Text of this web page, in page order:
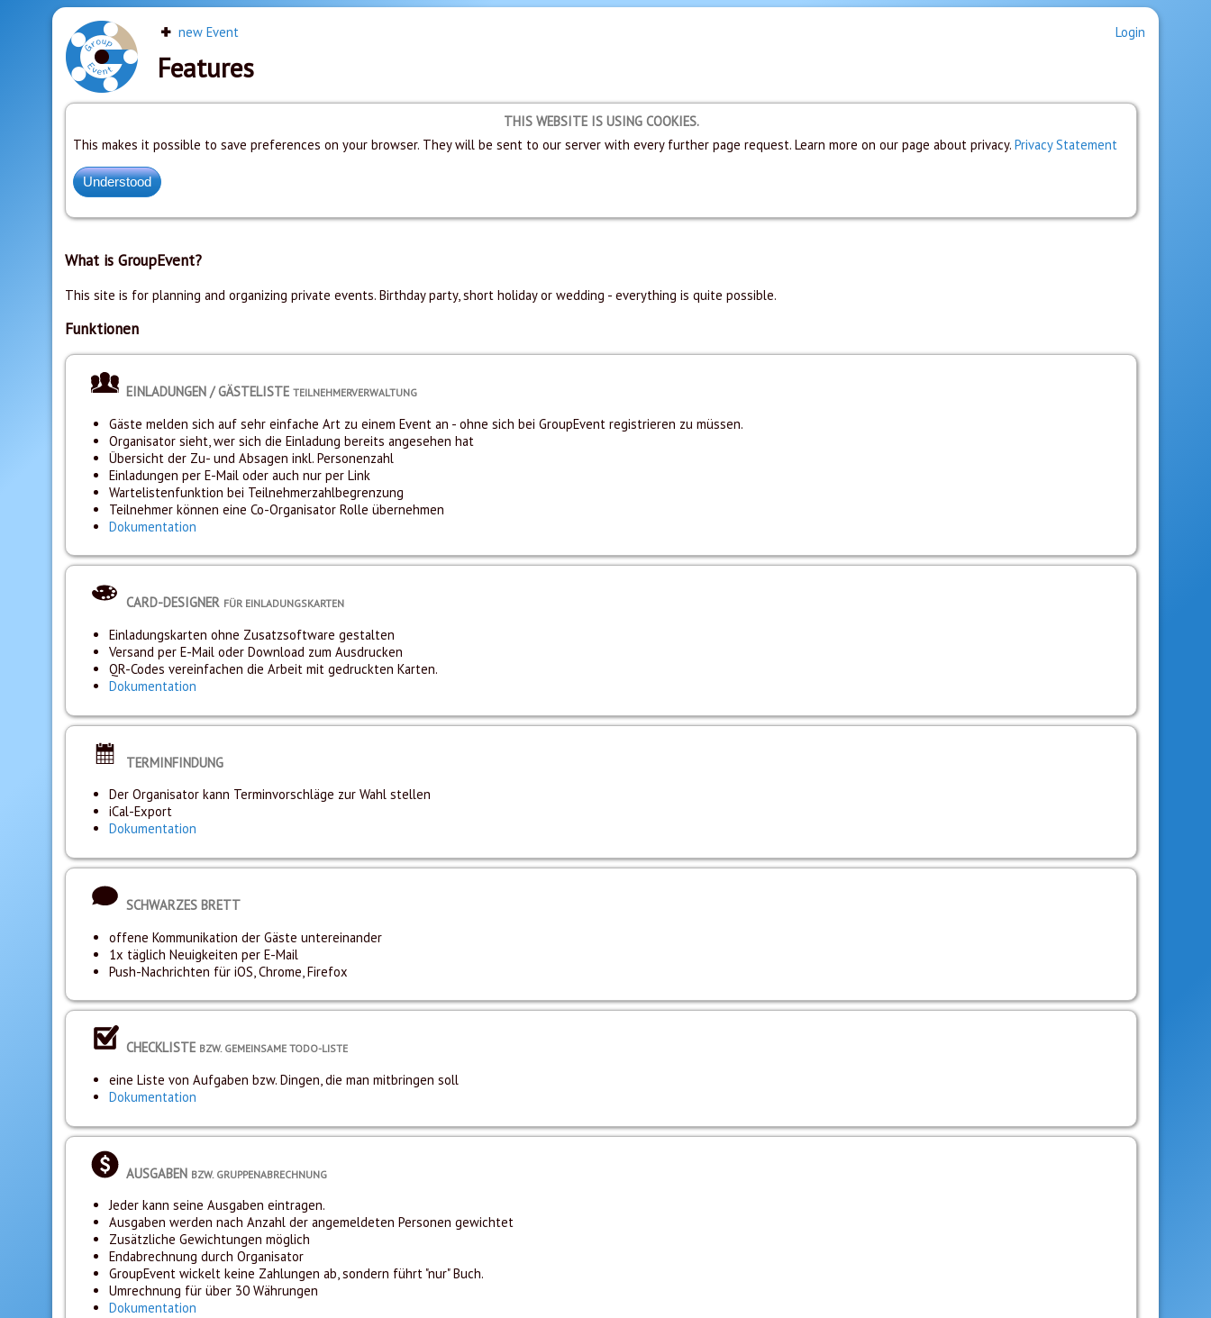
new Event Login
Features
THIS WEBSITE IS USING COOKIES.
This makes it possible to save preferences on your browser. They will be sent to our server with every further page request. Learn more on our page about privacy. Privacy Statement
What is GroupEvent?
This site is for planning and organizing private events. Birthday party, short holiday or wedding - everything is quite possible.
Funktionen
EINLADUNGEN / GÄSTELISTE TEILNEHMERVERWALTUNG
Gäste melden sich auf sehr einfache Art zu einem Event an - ohne sich bei GroupEvent registrieren zu müssen.
Organisator sieht, wer sich die Einladung bereits angesehen hat
Übersicht der Zu- und Absagen inkl. Personenzahl
Einladungen per E-Mail oder auch nur per Link
Wartelistenfunktion bei Teilnehmerzahlbegrenzung
Teilnehmer können eine Co-Organisator Rolle übernehmen
Dokumentation
CARD-DESIGNER FÜR EINLADUNGSKARTEN
Einladungskarten ohne Zusatzsoftware gestalten
Versand per E-Mail oder Download zum Ausdrucken
QR-Codes vereinfachen die Arbeit mit gedruckten Karten.
Dokumentation
TERMINFINDUNG
Der Organisator kann Terminvorschläge zur Wahl stellen
iCal-Export
Dokumentation
SCHWARZES BRETT
offene Kommunikation der Gäste untereinander
1x täglich Neuigkeiten per E-Mail
Push-Nachrichten für iOS, Chrome, Firefox
CHECKLISTE BZW. GEMEINSAME TODO-LISTE
eine Liste von Aufgaben bzw. Dingen, die man mitbringen soll
Dokumentation
AUSGABEN BZW. GRUPPENABRECHNUNG
Jeder kann seine Ausgaben eintragen.
Ausgaben werden nach Anzahl der angemeldeten Personen gewichtet
Zusätzliche Gewichtungen möglich
Endabrechnung durch Organisator
GroupEvent wickelt keine Zahlungen ab, sondern führt "nur" Buch.
Umrechnung für über 30 Währungen
Dokumentation